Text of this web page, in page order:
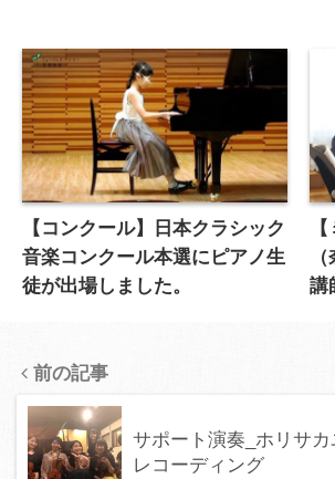
【コンクール】日本クラシック
音楽コンクール本選にピアノ生
徒が出場しました。
講
前の記事
サポート演奏_ホリサカ
レコーディング